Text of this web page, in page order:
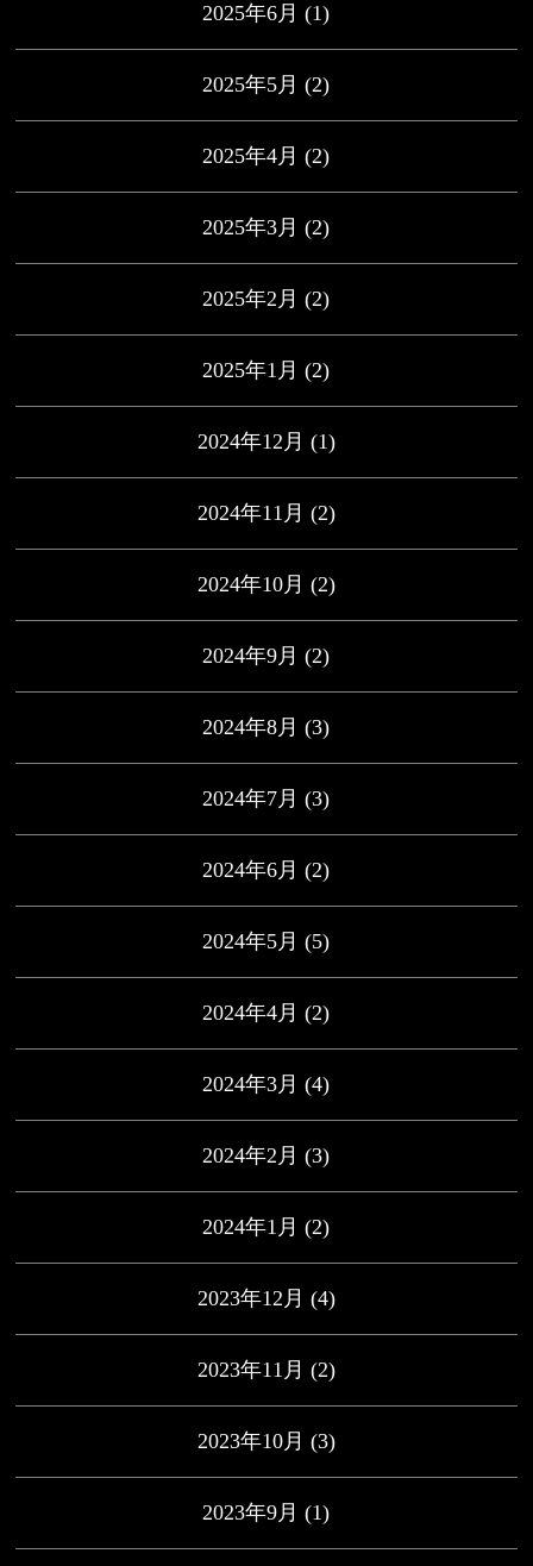
2025年6月 (1)
2025年5月 (2)
2025年4月 (2)
2025年3月 (2)
2025年2月 (2)
2025年1月 (2)
2024年12月 (1)
2024年11月 (2)
2024年10月 (2)
2024年9月 (2)
2024年8月 (3)
2024年7月 (3)
2024年6月 (2)
2024年5月 (5)
2024年4月 (2)
2024年3月 (4)
2024年2月 (3)
2024年1月 (2)
2023年12月 (4)
2023年11月 (2)
2023年10月 (3)
2023年9月 (1)